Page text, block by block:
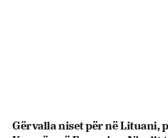
Gërvalla niset për në Lituani,